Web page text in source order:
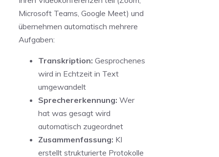
Microsoft Teams, Google Meet) und
übernehmen automatisch mehrere
Aufgaben:
Transkription: Gesprochenes
wird in Echtzeit in Text
umgewandelt
Sprechererkennung: Wer
hat was gesagt wird
automatisch zugeordnet
Zusammenfassung: KI
erstellt strukturierte Protokolle